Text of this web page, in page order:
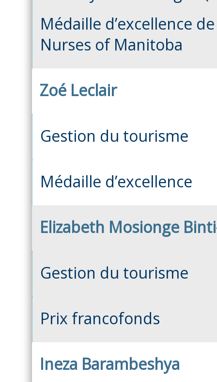
Médaille d’excellence
Nurses of Manitoba
Zoé Leclair
Gestion du tourisme
Médaille d’excellence
Elizabeth Mosionge
Gestion du tourisme
Prix francofonds
Ineza Barambeshya